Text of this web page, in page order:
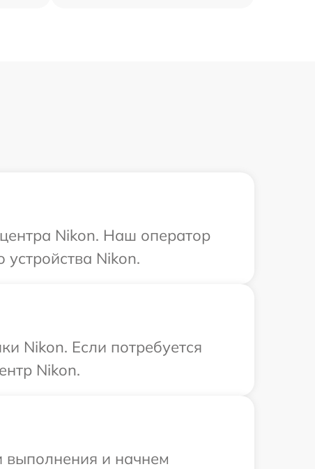
Nikon. Наш оператор
Nikon.
Nikon. Если потребуется
Nikon.
выполнения и начнем